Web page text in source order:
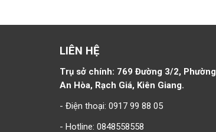
LIÊN HỆ
Trụ sở chính: 769 Đường 3/2, Phường
An Hòa, Rạch Giá, Kiên Giang.
- Điện thoại: 0917 99 88 05
- Hotline: 0848558558